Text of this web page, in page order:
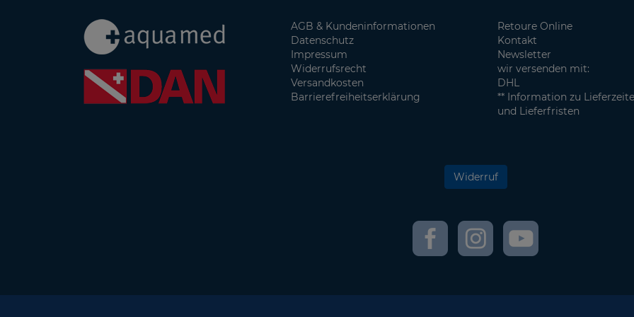
AGB & Kundeninformationen
Datenschutz
Impressum
Widerrufsrecht
Versandkosten
Barrierefreiheitserklärung
Retoure Online
Kontakt
Newsletter
wir versenden mit:
DHL
** Information zu
und Lieferfristen
Widerruf